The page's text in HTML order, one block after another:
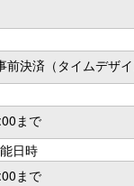
決済（タイムデザイ
まで
日時
まで